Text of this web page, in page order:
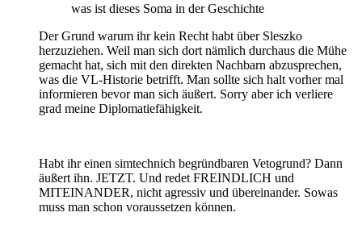
was ist dieses Soma in der Geschichte
Der Grund warum ihr kein Recht habt über Sleszko
herzuziehen. Weil man sich dort nämlich durchaus die Mühe
gemacht hat, sich mit den direkten Nachbarn abzusprechen,
was die VL-Historie betrifft. Man sollte sich halt vorher mal
informieren bevor man sich äußert. Sorry aber ich verliere
grad meine Diplomatiefähigkeit.
Habt ihr einen simtechnich begründbaren Vetogrund? Dann
äußert ihn. JETZT. Und redet FREINDLICH und
MITEINANDER, nicht agressiv und übereinander. Sowas
muss man schon voraussetzen können.